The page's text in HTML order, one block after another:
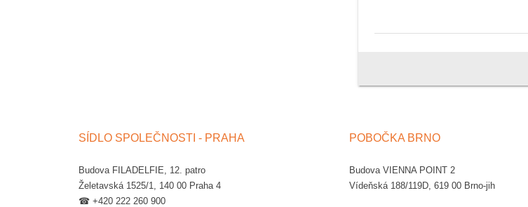
SÍDLO SPOLEČNOSTI - PRAHA
Budova FILADELFIE, 12. patro
Želetavská 1525/1, 140 00 Praha 4
☎ +420 222 260 900
POBOČKA BRNO
Budova VIENNA POINT 2
Vídeňská 188/119D, 619 00 Brno-jih